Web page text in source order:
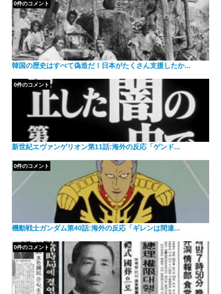
韓国の歴史はすべて偽造だ！日本がたくさん支援したか...
0件のコメント
新世紀エヴァンゲリオン第11話:海外の反応「ゲンド...
0件のコメント
機動戦士ガンダム第40話:海外の反応「ギレンは間違...
0件のコメント
0件のコメント